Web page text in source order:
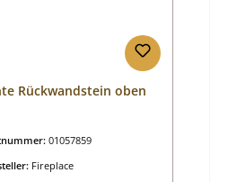
Rückwandstein oben
01057859
Fireplace